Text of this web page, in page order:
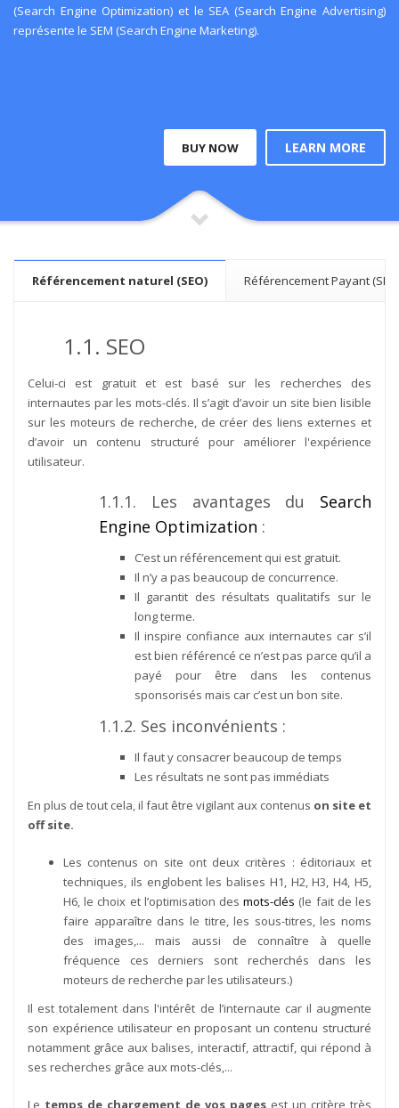
(Search Engine Optimization) et le SEA (Search Engine Advertising)
représente le SEM (Search Engine Marketing).
BUY NOW LEARN MORE
Référencement naturel (SEO) Référencement Payant (SEA)
1.1. SEO
Celui-ci est gratuit et est basé sur les recherches des
internautes par les mots-clés. Il s’agit d’avoir un site bien lisible
sur les moteurs de recherche, de créer des liens externes et
d’avoir un contenu structuré pour améliorer l'expérience
utilisateur.
1.1.1. Les avantages du Search
Engine Optimization :
C’est un référencement qui est gratuit.
Il n’y a pas beaucoup de concurrence.
Il garantit des résultats qualitatifs sur le
long terme.
Il inspire confiance aux internautes car s’il
est bien référencé ce n’est pas parce qu’il a
payé pour être dans les contenus
sponsorisés mais car c’est un bon site.
1.1.2. Ses inconvénients :
Il faut y consacrer beaucoup de temps
Les résultats ne sont pas immédiats
En plus de tout cela, il faut être vigilant aux contenus on site et
off site.
Les contenus on site ont deux critères : éditoriaux et
techniques, ils englobent les balises H1, H2, H3, H4, H5,
H6, le choix et l’optimisation desmots-clés (le fait de les
faire apparaître dans le titre, les sous-titres, les noms
des images,... mais aussi de connaître à quelle
fréquence ces derniers sont recherchés dans les
moteurs de recherche par les utilisateurs.)
Il est totalement dans l'intérêt de l’internaute car il augmente
son expérience utilisateur en proposant un contenu structuré
notamment grâce aux balises, interactif, attractif, qui répond à
ses recherches grâce aux mots-clés,...